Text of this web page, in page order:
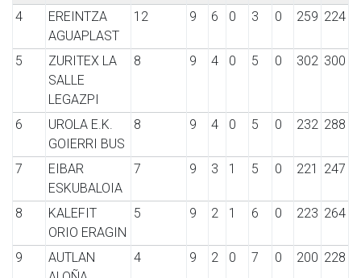
4
EREINTZA
AGUAPLAST
12 9 6 0 3 0 259 224
5
ZURITEX LA
SALLE
LEGAZPI
8 9 4 0 5 0 302 300
6
UROLA E.K.
GOIERRI BUS
8 9 4 0 5 0 232 288
7
EIBAR
ESKUBALOIA
7 9 3 1 5 0 221 247
8
KALEFIT
ORIO ERAGIN
5 9 2 1 6 0 223 264
9
AUTLAN
4 9 2 0 7 0 200 228